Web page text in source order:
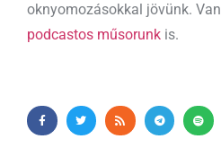
oknyomozásokkal jövünk. Van
podcastos műsorunk is.